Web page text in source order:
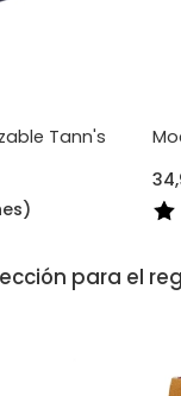
Tann's
para el